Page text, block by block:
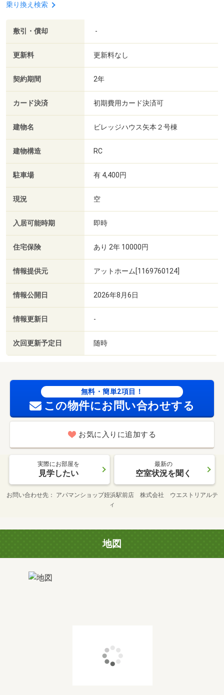
乗り換え検索
敷引・償却 -
更新料 更新料なし
契約期間 2年
カード決済 初期費用カード決済可
建物名 ビレッジハウス矢本２号棟
建物構造 RC
駐車場 有 4,400円
現況 空
入居可能時期 即時
住宅保険 あり 2年 10000円
情報提供元 アットホーム[1169760124]
情報公開日 2026年8月6日
情報更新日 -
次回更新予定日 随時
無料・簡単2項目！
この物件にお問い合わせする
お気に入りに追加する
実際にお部屋を
見学したい
最新の
空室状況を聞く
お問い合わせ先
アパマンショップ姪浜駅前店 株式会社 ウエストリアルテ
ィ
地図